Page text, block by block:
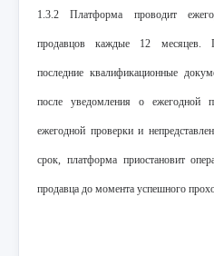
1.3.2 Платформа проводит
продавцов каждые 12 месяцев.
последние квалификационные
после уведомления о ежегодной
ежегодной проверки и
срок, платформа приостановит
продавца до момента успешного